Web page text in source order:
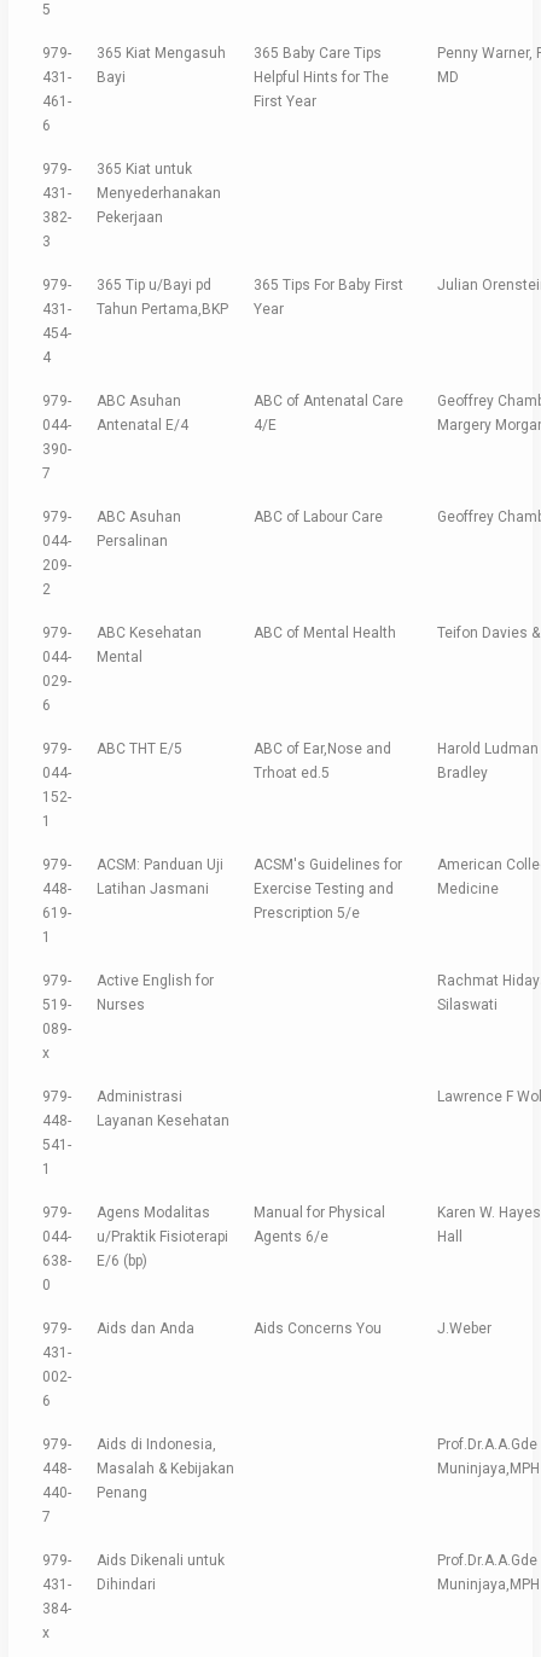
5
979-
431-
461-
6
365 Kiat Mengasuh
Bayi
365 Baby Care Tips
Helpful Hints for The
First Year
Penny Warner,
MD
979-
431-
382-
3
365 Kiat untuk
Menyederhanakan
Pekerjaan
979-
431-
454-
4
365 Tip u/Bayi pd
Tahun Pertama,BKP
365 Tips For Baby First
Year
Julian
979-
044-
390-
7
ABC Asuhan
Antenatal E/4
ABC of Antenatal Care
4/E
Geoffrey
Margery
979-
044-
209-
2
ABC Asuhan
Persalinan
ABC of Labour Care Geoffrey
979-
044-
029-
6
ABC Kesehatan
Mental
ABC of Mental Health Teifon Davies
979-
044-
152-
1
ABC THT E/5
ABC of Ear,Nose and
Trhoat ed.5
Harold
Bradley
979-
448-
619-
1
ACSM: Panduan Uji
Latihan Jasmani
ACSM's Guidelines for
Exercise Testing and
Prescription 5/e
American
Medicine
979-
519-
089-
x
Active English for
Nurses
Rachmat
Silaswati
979-
448-
541-
1
Administrasi
Layanan Kesehatan
Lawrence F
979-
044-
638-
0
Agens Modalitas
u/Praktik Fisioterapi
E/6 (bp)
Manual for Physical
Agents 6/e
Karen W.
Hall
979-
431-
002-
6
Aids dan Anda Aids Concerns You J.Weber
979-
448-
440-
7
Aids di Indonesia,
Masalah & Kebijakan
Penang
Prof.Dr.A.A.Gde
Muninjaya,MPH
979-
431-
384-
x
Aids Dikenali untuk
Dihindari
Prof.Dr.A.A.Gde
Muninjaya,MPH